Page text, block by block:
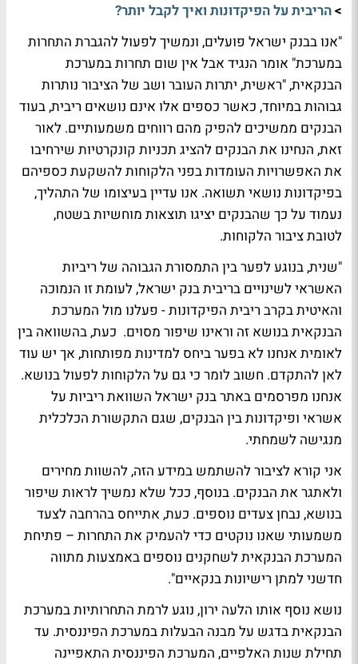
>הריבית על הפיקדונות ואיך לקבל יותר?
"אנו בבנק ישראל פועלים, ונמשיך לפעול להגברת התחרות
במערכת" אומר הנגיד אבל אין שום תחרות במערכת
הבנקאית, "ראשית, יתרות העובר ושב של הציבור נותרות
גבוהות במיוחד, כאשר כספים אלו אינם נושאים ריבית, בעוד
הבנקים ממשיכים להפיק מהם רווחים משמעותיים. לאור
זאת, הנחינו את הבנקים להציג תכניות קונקרטיות שירחיבו
את האפשרויות העומדות בפני הלקוחות להשקעת כספיהם
בפיקדונות נושאי תשואה. אנו עדיין בעיצומו של התהליך,
נעמוד על כך שהבנקים יציגו תוצאות מוחשיות בשטח,
לטובת ציבור הלקוחות.
"שנית, בנוגע לפער בין התמסורת הגבוהה של ריביות
האשראי לשינויים בריבית בנק ישראל, לעומת זו הנמוכה
והאיטית בקרב ריבית הפיקדונות - פעלנו מול המערכת
הבנקאית בנושא זה וראינו שיפור מסוים. כעת, בהשוואה בין
לאומית אנחנו לא בפער ביחס למדינות מפותחות, אך יש עוד
לאן להתקדם. חשוב לומר כי גם על הלקוחות לפעול בנושא.
אנחנו מפרסמים באתר בנק ישראל השוואת ריביות על
אשראי ופיקדונות בין הבנקים, שגם התקשורת הכלכלית
מנגישה לשמחתי.
אני קורא לציבור להשתמש במידע הזה, להשוות מחירים
ולאתגר את הבנקים. בנוסף, ככל שלא נמשיך לראות שיפור
בנושא, נבחן צעדים נוספים. כעת, אתייחס בהרחבה לצעד
משמעותי שאנו נוקטים כדי להעמיק את התחרות – פתיחת
המערכת הבנקאית לשחקנים נוספים באמצעות מתווה
חדשני למתן רישיונות בנקאיים".
נושא נוסף אותו הלעה ירון, נוגע לרמת התחרותיות במערכת
הבנקאית בדגש על מבנה הבעלות במערכת הפיננסית. עד
תחילת שנות האלפיים, המערכת הפיננסית התאפיינה